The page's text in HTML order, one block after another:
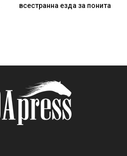
всестранна езда за понита